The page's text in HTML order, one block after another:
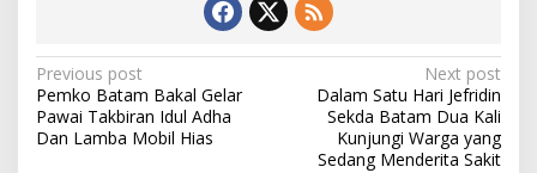
P
o
s
Previous post
Pemko Batam Bakal Gelar
Pawai Takbiran Idul Adha
Dan Lamba Mobil Hias
Next post
Dalam Satu Hari Jefridin
Sekda Batam Dua Kali
Kunjungi Warga yang
Sedang Menderita Sakit